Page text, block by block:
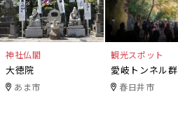
神社仏閣
大徳院
あま市
観光スポット
愛岐トンネル群
春日井市